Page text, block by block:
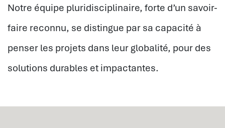
Notre équipe pluridisciplinaire, forte d’un savoir-
faire reconnu, se distingue par sa capacité à
penser les projets dans leur globalité, pour des
solutions durables et impactantes.